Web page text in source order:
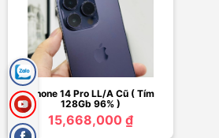
iPhone 14 Pro LL/A Cũ ( Tím
128Gb 96% )
15,668,000 ₫